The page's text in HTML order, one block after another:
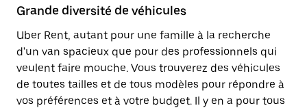
Grande diversité de véhicules
Uber Rent, autant pour une famille à la recherche
d'un van spacieux que pour des professionnels qui
veulent faire mouche. Vous trouverez des véhicules
de toutes tailles et de tous modèles pour répondre à
vos préférences et à votre budget. Il y en a pour tous